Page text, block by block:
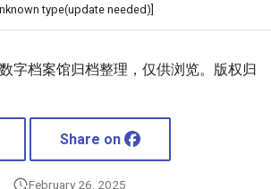
type(update needed)]
字档案馆归档整理，仅供浏览。版权归
Share on
February 26, 2025